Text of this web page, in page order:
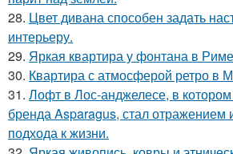
28. Цвет дивана способен задать
интерьеру.
29. Яркая квартира у фонтана в
30. Квартира с атмосферой ретро в
31. Лофт в Лос-анджелесе, в
бренда Asparagus, стал отражением
подхода к жизни.